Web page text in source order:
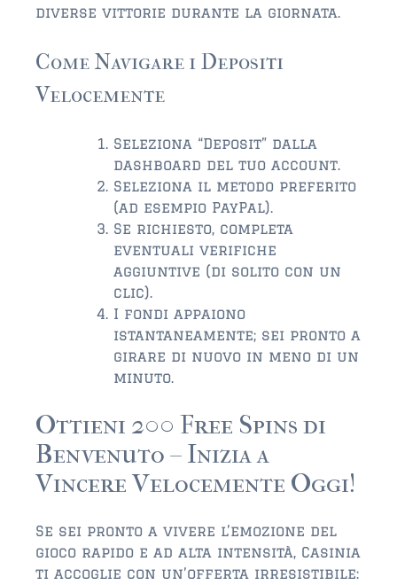
diverse vittorie durante la giornata.
Come Navigare i Depositi
Velocemente
Seleziona “Deposit” dalla
dashboard del tuo account.
Seleziona il metodo preferito
(ad esempio PayPal).
Se richiesto, completa
eventuali verifiche
aggiuntive (di solito con un
clic).
I fondi appaiono
istantaneamente; sei pronto a
girare di nuovo in meno di un
minuto.
Ottieni 200 Free Spins di
Benvenuto – Inizia a
Vincere Velocemente Oggi!
Se sei pronto a vivere l’emozione del
gioco rapido e ad alta intensità, Casinia
ti accoglie con un’offerta irresistibile: